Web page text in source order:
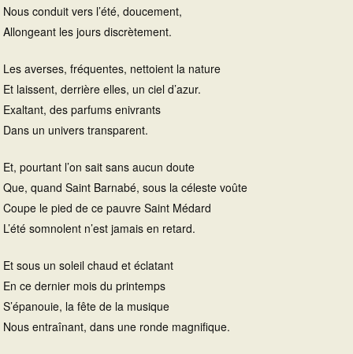
Nous conduit vers l’été, doucement,
Allongeant les jours discrètement.
Les averses, fréquentes, nettoient la nature
Et laissent, derrière elles, un ciel d’azur.
Exaltant, des parfums enivrants
Dans un univers transparent.
Et, pourtant l’on sait sans aucun doute
Que, quand Saint Barnabé, sous la céleste voûte
Coupe le pied de ce pauvre Saint Médard
L’été somnolent n’est jamais en retard.
Et sous un soleil chaud et éclatant
En ce dernier mois du printemps
S’épanouie, la fête de la musique
Nous entraînant, dans une ronde magnifique.